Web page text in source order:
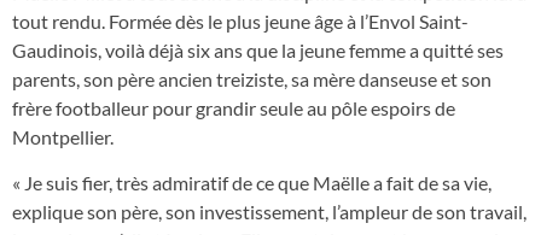
tout rendu. Formée dès le plus jeune âge à l’Envol Saint-
Gaudinois, voilà déjà six ans que la jeune femme a quitté ses
parents, son père ancien treiziste, sa mère danseuse et son
frère footballeur pour grandir seule au pôle espoirs de
Montpellier.
« Je suis fier, très admiratif de ce que Maëlle a fait de sa vie,
explique son père, son investissement, l’ampleur de son travail,